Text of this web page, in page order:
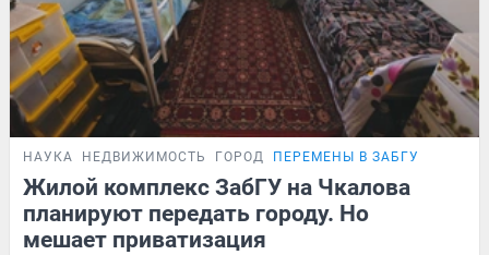
НАУКА НЕДВИЖИМОСТЬ ГОРОД ПЕРЕМЕНЫ В ЗАБГУ
Жилой комплекс ЗабГУ на Чкалова
планируют передать городу. Но
мешает приватизация